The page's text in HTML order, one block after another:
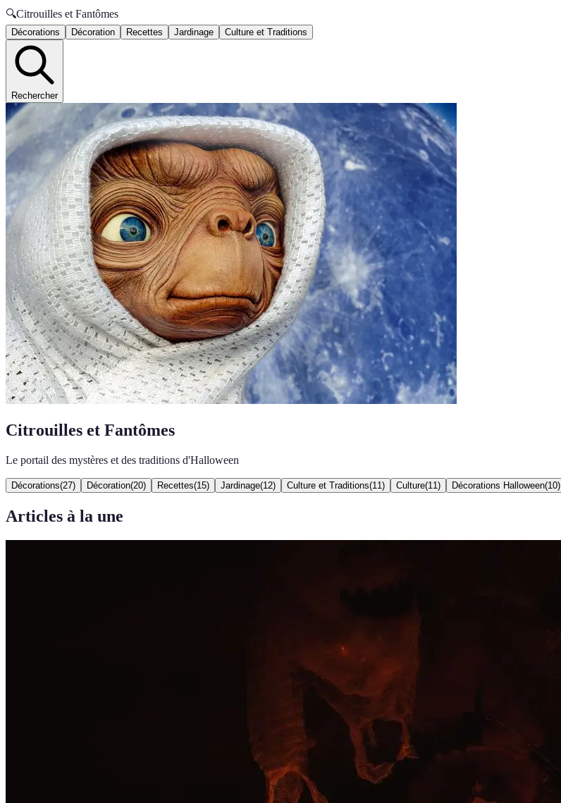
🔍Citrouilles et Fantômes
Décorations Décoration Recettes Jardinage Culture et Traditions
Rechercher
Citrouilles et Fantômes
Le portail des mystères et des traditions d'Halloween
Décorations(27) Décoration(20) Recettes(15) Jardinage(12) Culture et Traditions(11 ) Culture(11 ) Décorations Halloween(10)
Articles à la une